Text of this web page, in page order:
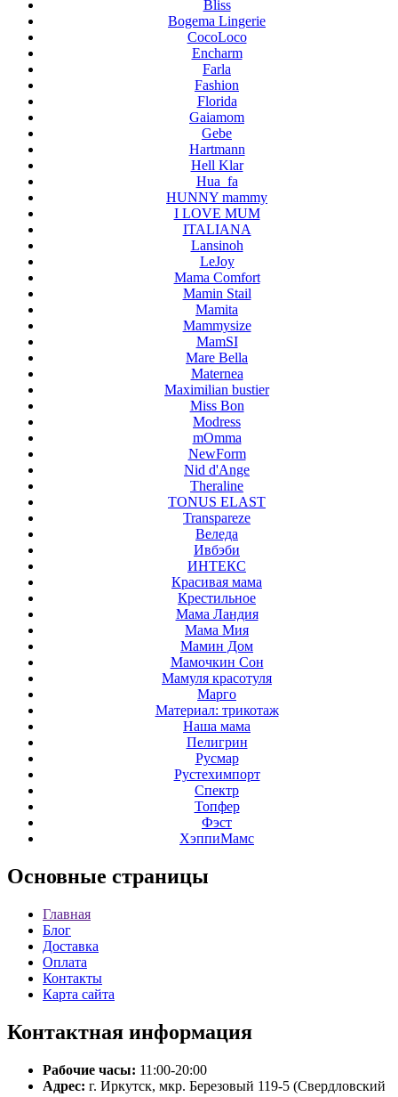
Bliss
Bogema Lingerie
CocoLoco
Encharm
Farla
Fashion
Florida
Gaiamom
Gebe
Hartmann
Hell Klar
Hua_fa
HUNNY mammy
I LOVE MUM
ITALIANA
Lansinoh
LeJoy
Mama Comfort
Mamin Stail
Mamita
Mammysize
MamSI
Mare Bella
Maternea
Maximilian bustier
Miss Bon
Modress
mOmma
NewForm
Nid d'Ange
Theraline
TONUS ELAST
Transpareze
Веледа
Ивбэби
ИНТЕКС
Красивая мама
Крестильное
Мама Ландия
Мама Мия
Мамин Дом
Мамочкин Сон
Мамуля красотуля
Марго
Материал: трикотаж
Наша мама
Пелигрин
Русмар
Рустехимпорт
Спектр
Топфер
Фэст
ХэппиМамс
Основные страницы
Главная
Блог
Доставка
Оплата
Контакты
Карта сайта
Контактная информация
Рабочие часы: 11:00-20:00
Адрес: г. Иркутск, мкр. Березовый 119-5 (Свердловский